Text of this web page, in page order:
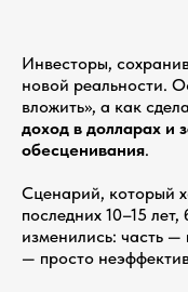
Инвесторы,
новой реальности.
вложить», а как
доход в долларах и
обесценивания.
Сценарий, который
последних 10–15
изменились: часть —
— просто